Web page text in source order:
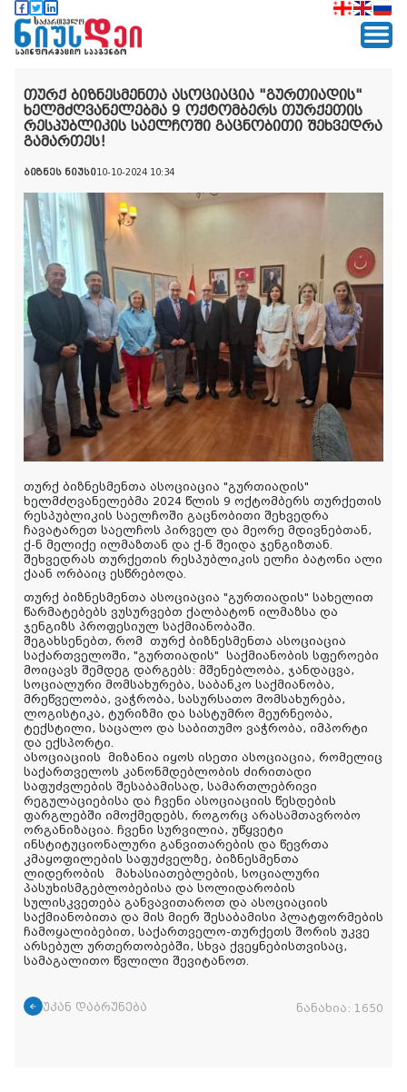
თურქ ბიზნესმენთა ასოციაცია "გურთიადის"
ხელმძღვანელებმა 9 ოქტომბერს თურქეთის
რესპუბლიკის საელჩოში გაცნობითი შეხვედრა
გამართეს!
ბიზნეს ნიუსი10-10-2024 10:34
თურქ ბიზნესმენთა ასოციაცია "გურთიადის"
ხელმძღვანელებმა 2024 წლის 9 ოქტომბერს თურქეთის
რესპუბლიკის საელჩოში გაცნობითი შეხვედრა
ჩავატარეთ საელჩოს პირველ და მეორე მდივნებთან,
ქ-ნ მელიქე ილმაზთან და ქ-ნ შეიდა ჯენგიზთან.
შეხვედრას თურქეთის რესპუბლიკის ელჩი ბატონი ალი
ქაან ორბაიც ესწრებოდა.
თურქ ბიზნესმენთა ასოციაცია "გურთიადის" სახელით
წარმატებებს ვუსურვებთ ქალბატონ ილმაზსა და
ჯენგიზს პროფესიულ საქმიანობაში.
შეგახსენებთ, რომ თურქ ბიზნესმენთა ასოციაცია
საქართველოში, "გურთიადის" საქმიანობის სფეროები
მოიცავს შემდეგ დარგებს: მშენებლობა, ჯანდაცვა,
სოციალური მომსახურება, საბანკო საქმიანობა,
მრეწველობა, ვაჭრობა, სასურსათო მომსახურება,
ლოგისტიკა, ტურიზმი და სასტუმრო მეურნეობა,
ტექსტილი, საცალო და საბითუმო ვაჭრობა, იმპორტი
და ექსპორტი.
ასოციაციის მიზანია იყოს ისეთი ასოციაცია, რომელიც
საქართველოს კანონმდებლობის ძირითადი
საფუძვლების შესაბამისად, სამართლებრივი
რეგულაციებისა და ჩვენი ასოციაციის წესდების
ფარგლებში იმოქმედებს, როგორც არასამთავრობო
ორგანიზაცია. ჩვენი სურვილია, უწყვეტი
ინსტიტუციონალური განვითარების და წევრთა
კმაყოფილების საფუძველზე, ბიზნესმენთა
ლიდერობის მახასიათებლების, სოციალური
პასუხისმგებლობებისა და სოლიდარობის
სულისკვეთება განვავითაროთ და ასოციაციის
საქმიანობითა და მის მიერ შესაბამისი პლატფორმების
ჩამოყალიბებით, საქართველო-თურქეთს შორის უკვე
არსებულ ურთერთობებში, სხვა ქვეყნებისთვისაც,
სამაგალითო წვლილი შევიტანოთ.
უკან დაბრუნება ნანახია: 1650